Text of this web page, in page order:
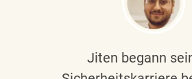
Jiten begann